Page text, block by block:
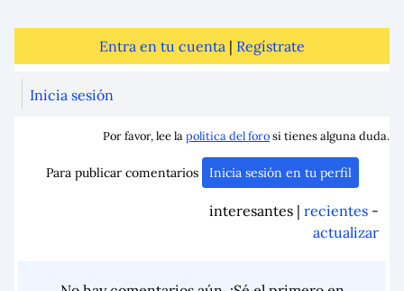
Entra en tu cuenta | Regístrate
Inicia sesión
Por favor, lee lapolítica del forosi tienes alguna duda.
Para publicar comentarios Inicia sesión en tu perfil
interesantes | recientes -
actualizar